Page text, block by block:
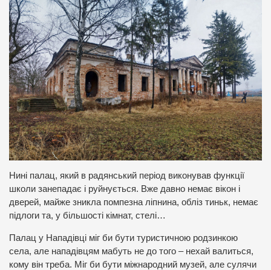
Нині палац, який в радянський період виконував функції
школи занепадає і руйнується. Вже давно немає вікон і
дверей, майже зникла помпезна ліпнина, обліз тиньк, немає
підлоги та, у більшості кімнат, стелі…
Палац у Нападівці міг би бути туристичною родзинкою
села, але нападівцям мабуть не до того – нехай валиться,
кому він треба. Міг би бути міжнародний музей, але сулячи